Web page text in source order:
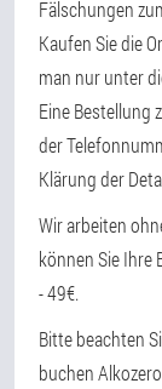
Fälschungen
Kaufen Sie die
man nur unter
Eine Bestellung
der
Klärung der
Wir arbeiten
können Sie Ihre
- 49€.
Bitte beachten
buchen